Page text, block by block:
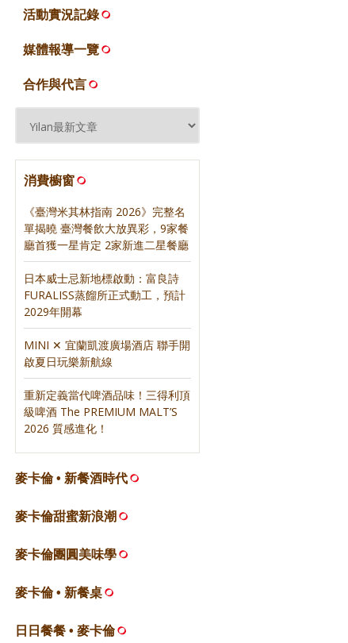
活動實況記錄
媒體報導一覽
合作與代言
消費櫥窗
《臺灣米其林指南 2026》完整名
單揭曉 臺灣餐飲大放異彩，9家餐
廳首獲一星肯定 2家新進二星餐廳
日本威士忌新地標啟動：富良詩
FURALISS蒸餾所正式動工，預計
2029年開幕
MINI ✕ 宜蘭凱渡廣場酒店 聯手開
啟夏日玩樂新航線
重新定義當代啤酒品味！三得利頂
級啤酒 The PREMIUM MALT’S
2026 質感進化！
麥卡倫 • 新餐酒時代
麥卡倫甜蜜新浪潮
麥卡倫團圓美味學
麥卡倫 • 新餐桌
日日餐餐 • 麥卡倫